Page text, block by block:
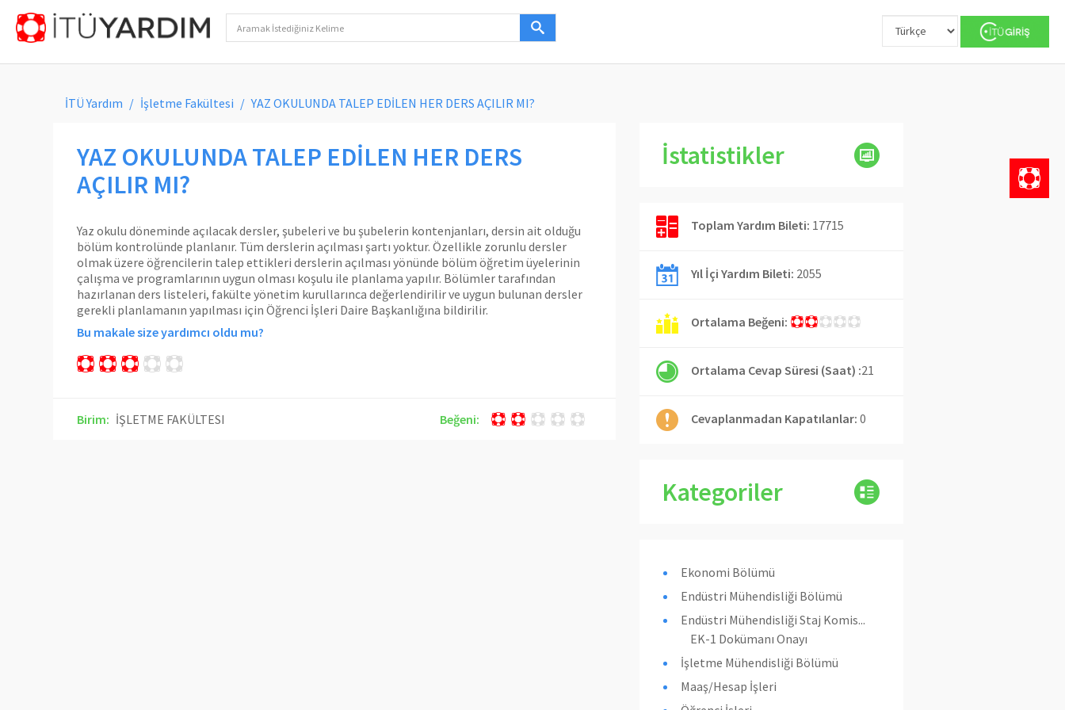
İTÜ Yardım İşletme Fakültesi YAZ OKULUNDA TALEP EDİLEN HER DERS AÇILIR MI?
YAZ OKULUNDA TALEP EDİLEN HER DERS
AÇILIR MI?
Yaz okulu döneminde açılacak dersler, şubeleri ve bu şubelerin kontenjanları, dersin ait olduğu
bölüm kontrolünde planlanır. Tüm derslerin açılması şartı yoktur. Özellikle zorunlu dersler
olmak üzere öğrencilerin talep ettikleri derslerin açılması yönünde bölüm öğretim üyelerinin
çalışma ve programlarının uygun olması koşulu ile planlama yapılır. Bölümler tarafından
hazırlanan ders listeleri, fakülte yönetim kurullarınca değerlendirilir ve uygun bulunan dersler
gerekli planlamanın yapılması için Öğrenci İşleri Daire Başkanlığına bildirilir.
Bu makale size yardımcı oldu mu?
Birim: İŞLETME FAKÜLTESI Beğeni:
İstatistikler
Toplam Yardım Bileti: 17715
Yıl İçi Yardım Bileti: 2055
Ortalama Beğeni:
Ortalama Cevap Süresi (Saat) :21
Cevaplanmadan Kapatılanlar: 0
Kategoriler
Ekonomi Bölümü
Endüstri Mühendisliği Bölümü
Endüstri Mühendisliği Staj Komis...
EK-1 Dokümanı Onayı
İşletme Mühendisliği Bölümü
Maaş/Hesap İşleri